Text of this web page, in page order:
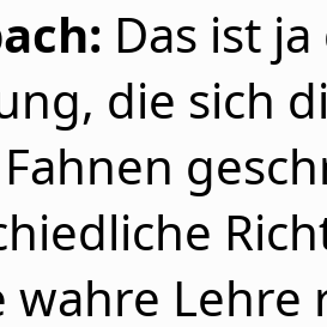
Das ist
die sich
wahre